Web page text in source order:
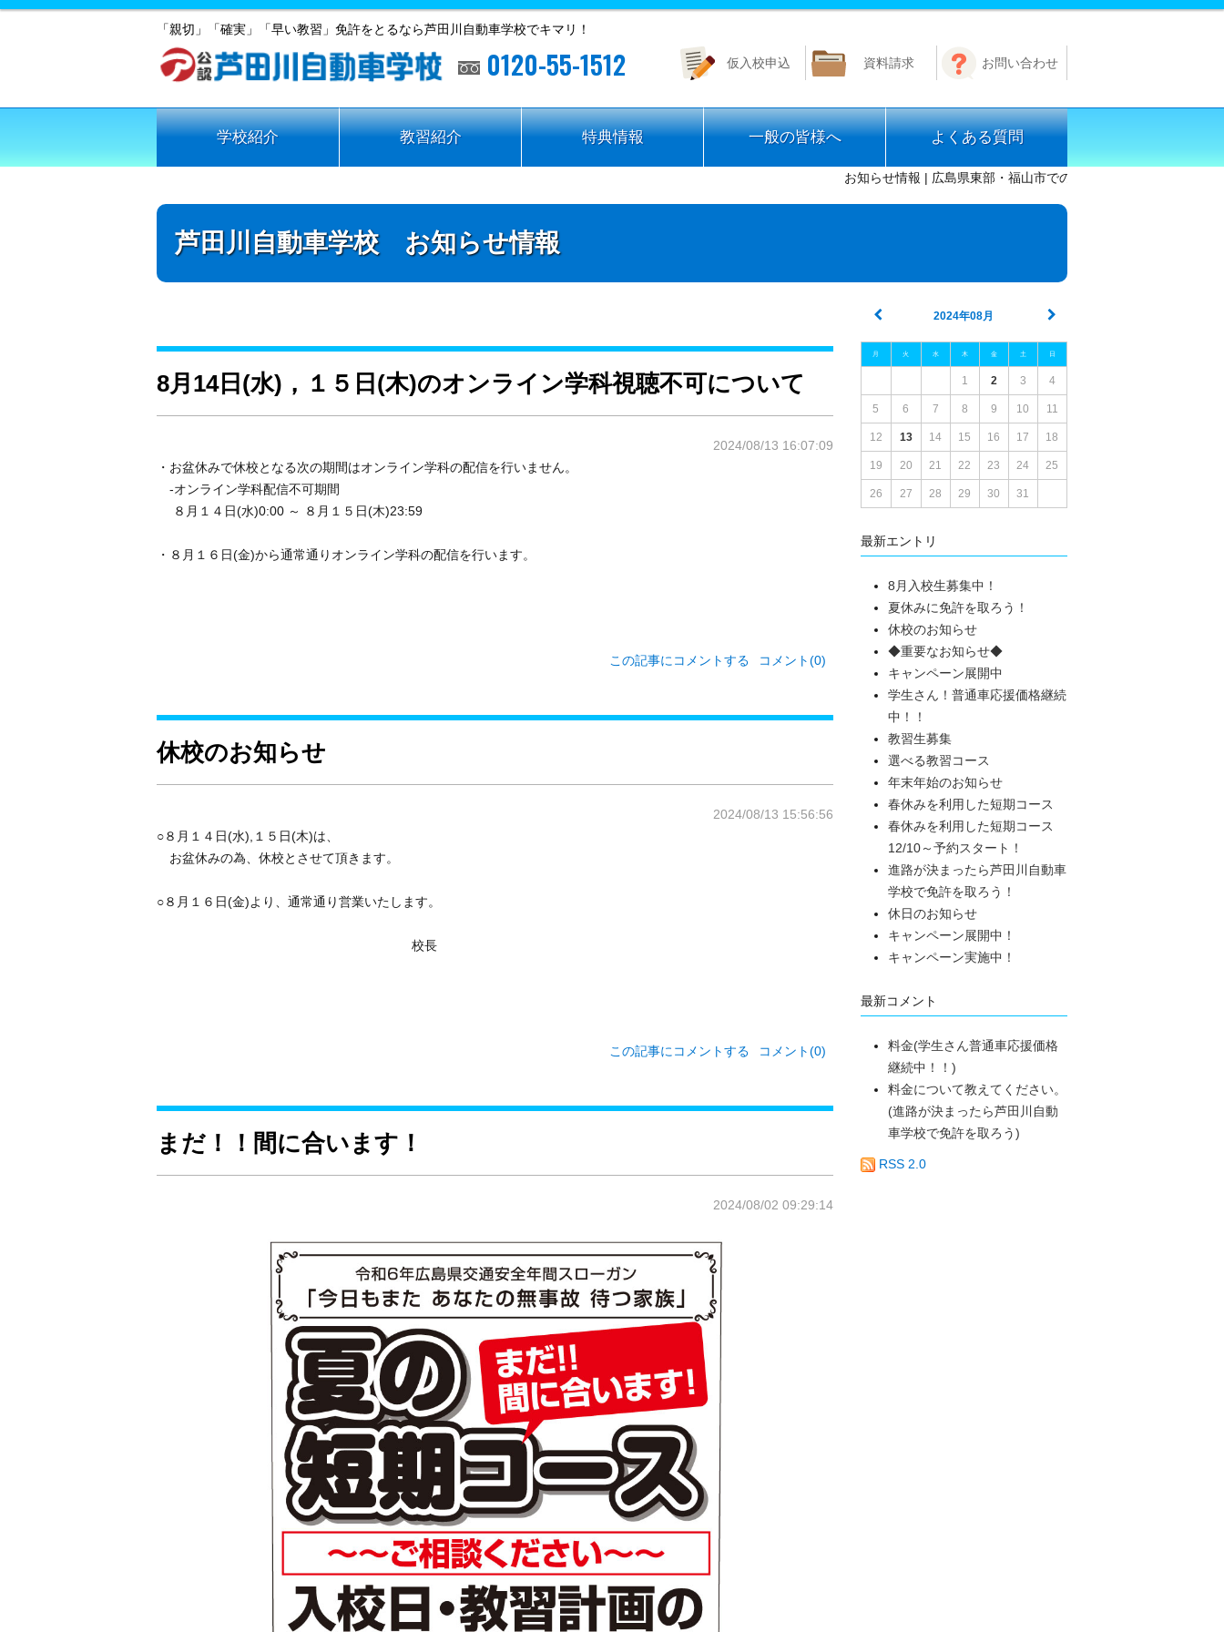
「親切」「確実」「早い教習」免許をとるなら芦田川自動車学校でキマリ！
0120-55-1512 仮入校申込 資料請求 お問い合わせ
学校紹介 教習紹介 特典情報 一般の皆様へ よくある質問
お知らせ情報 | 広島県東部・福山市での免許取得なら公認 芦田川自動
芦田川自動車学校 お知らせ情報
8月14日(水)，１５日(木)のオンライン学科視聴不可について
2024/08/13 16:07:09
・お盆休みで休校となる次の期間はオンライン学科の配信を行いません。
-オンライン学科配信不可期間
８月１４日(水)0:00 ～ ８月１５日(木)23:59
・８月１６日(金)から通常通りオンライン学科の配信を行います。
この記事にコメントする コメント(0)
休校のお知らせ
2024/08/13 15:56:56
○８月１４日(水),１５日(木)は、
お盆休みの為、休校とさせて頂きます。
○８月１６日(金)より、通常通り営業いたします。
校長
この記事にコメントする コメント(0)
まだ！！間に合います！
2024/08/02 09:29:14
2024年08月
月 火 水 木 金 土 日
1 2 3 4
5 6 7 8 9 10 11
12 13 14 15 16 17 18
19 20 21 22 23 24 25
26 27 28 29 30 31
最新エントリ
8月入校生募集中！
夏休みに免許を取ろう！
休校のお知らせ
◆重要なお知らせ◆
キャンペーン展開中
学生さん！普通車応援価格継続
中！！
教習生募集
選べる教習コース
年末年始のお知らせ
春休みを利用した短期コース
春休みを利用した短期コース
12/10～予約スタート！
進路が決まったら芦田川自動車
学校で免許を取ろう！
休日のお知らせ
キャンペーン展開中！
キャンペーン実施中！
最新コメント
料金(学生さん普通車応援価格
継続中！！)
料金について教えてください。
(進路が決まったら芦田川自動
車学校で免許を取ろう)
RSS 2.0